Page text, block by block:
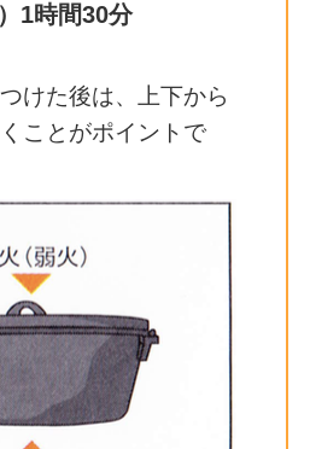
1時間30分
けた後は、上下から
ことがポイントで